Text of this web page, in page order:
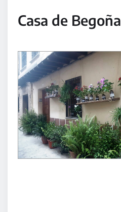
Casa de Begoña